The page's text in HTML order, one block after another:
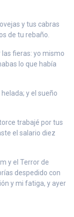
y tus cabras
de tu rebaño.
fieras: yo mismo
lo que había
y el sueño
trabajé por tus
el salario diez
y el Terror de
despedido con
y mi fatiga, y ayer